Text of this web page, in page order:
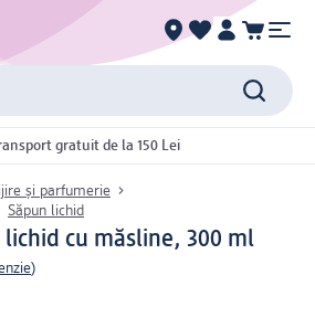
gratuit de la 150 Lei
și parfumerie
Săpun lichid
lichid cu măsline, 300 ml
)